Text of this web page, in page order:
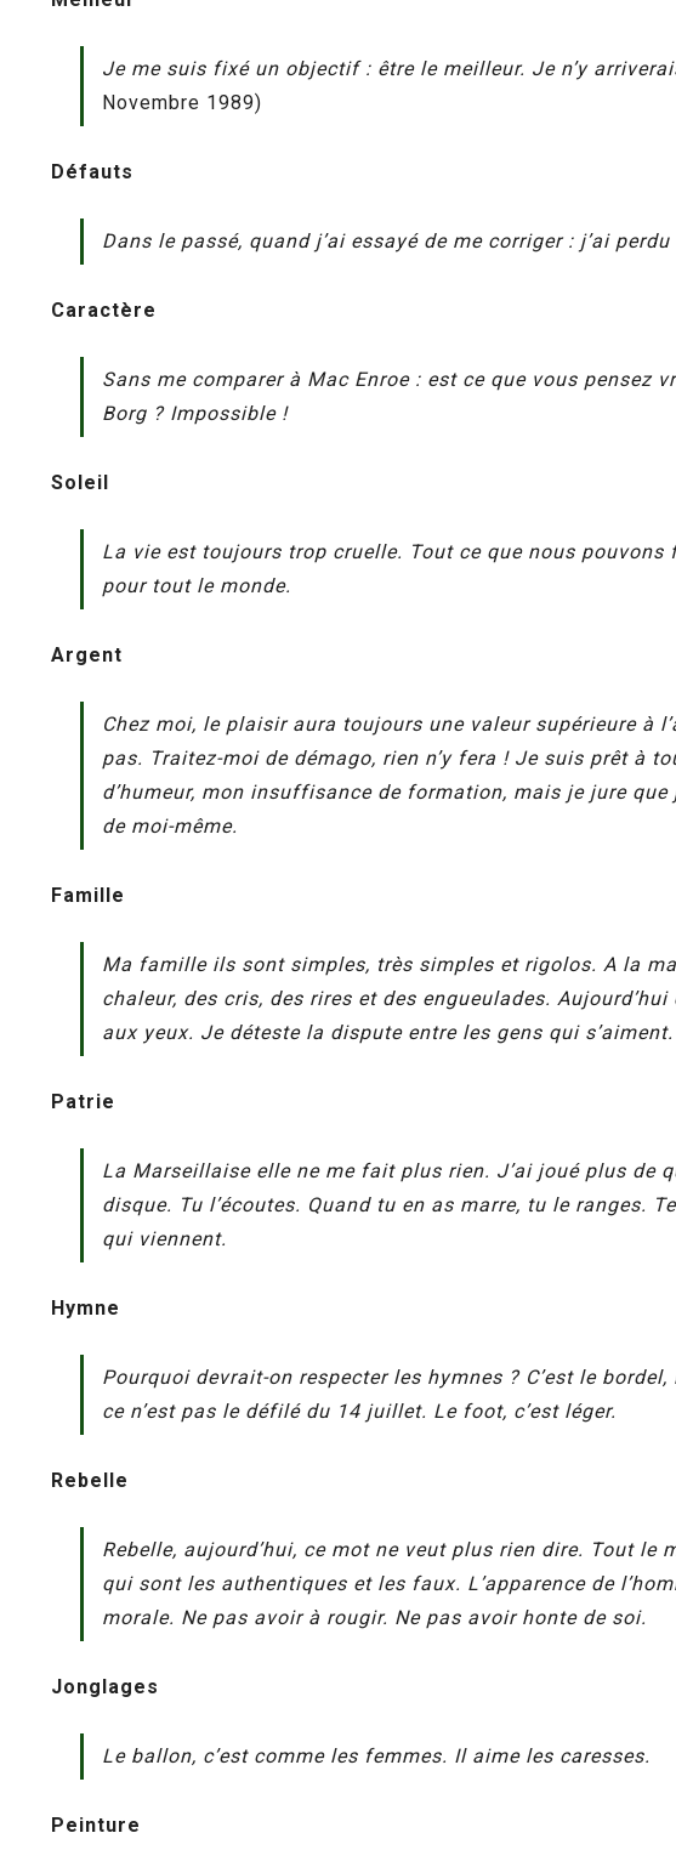
Je me suis fixé un objectif : être le meilleur. Je n’y
Novembre 1989)
Défauts
Dans le passé, quand j’ai essayé de me corriger : j’ai
Caractère
Sans me comparer à Mac Enroe : est ce que vous pensez
Borg ? Impossible !
Soleil
La vie est toujours trop cruelle. Tout ce que nous
pour tout le monde.
Argent
Chez moi, le plaisir aura toujours une valeur supérieure à
pas. Traitez-moi de démago, rien n’y fera ! Je suis prêt à
d’humeur, mon insuffisance de formation, mais je jure
de moi-même.
Famille
Ma famille ils sont simples, très simples et rigolos. A la
chaleur, des cris, des rires et des engueulades.
aux yeux. Je déteste la dispute entre les gens qui
Patrie
La Marseillaise elle ne me fait plus rien. J’ai joué plus de
disque. Tu l’écoutes. Quand tu en as marre, tu le ranges.
qui viennent.
Hymne
Pourquoi devrait-on respecter les hymnes ? C’est le
ce n’est pas le défilé du 14 juillet. Le foot, c’est léger.
Rebelle
Rebelle, aujourd’hui, ce mot ne veut plus rien dire. Tout
qui sont les authentiques et les faux. L’apparence de
morale. Ne pas avoir à rougir. Ne pas avoir honte de soi.
Jonglages
Le ballon, c’est comme les femmes. Il aime les caresses.
Peinture